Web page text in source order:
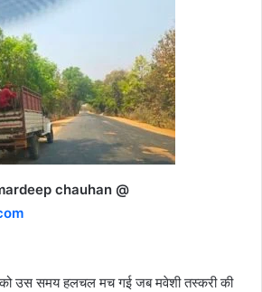
chauhan @
को उस समय हलचल मच गई जब मवेशी तस्करी की